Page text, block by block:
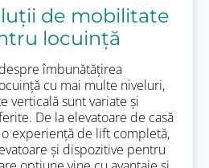
de mobilitate
locuință
îmbunătățirea
cu mai multe niveluri,
verticală sunt variate și
De la elevatoare de casă
experiență de lift completă,
și dispozitive pentru